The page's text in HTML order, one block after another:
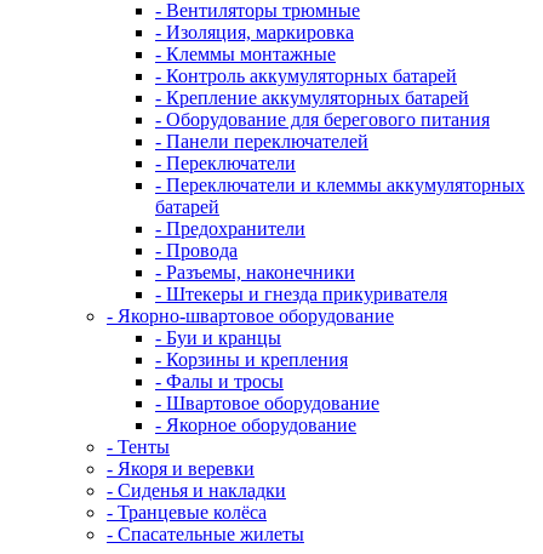
- Вентиляторы трюмные
- Изоляция, маркировка
- Клеммы монтажные
- Контроль аккумуляторных батарей
- Крепление аккумуляторных батарей
- Оборудование для берегового питания
- Панели переключателей
- Переключатели
- Переключатели и клеммы аккумуляторных
батарей
- Предохранители
- Провода
- Разъемы, наконечники
- Штекеры и гнезда прикуривателя
- Якорно-швартовое оборудование
- Буи и кранцы
- Корзины и крепления
- Фалы и тросы
- Швартовое оборудование
- Якорное оборудование
- Тенты
- Якоря и веревки
- Сиденья и накладки
- Транцевые колёса
- Спасательные жилеты